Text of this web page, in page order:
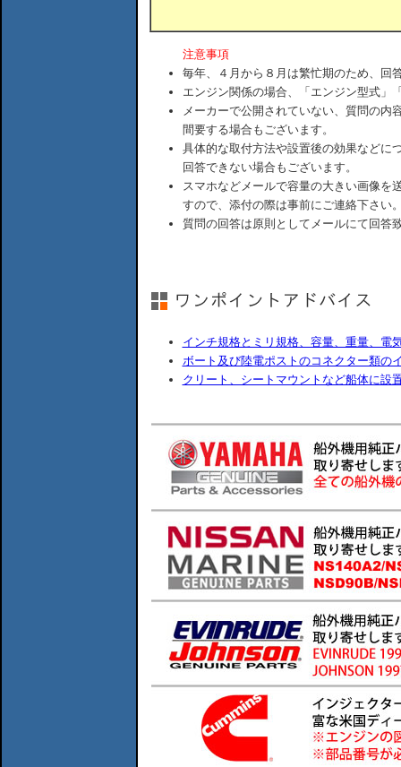
注意事項
毎年、４月から８月は繁忙期のため、回
エンジン関係の場合、「エンジン型式」
メーカーで公開されていない、質問の内
間要する場合もございます。
具体的な取付方法や設置後の効果などに
回答できない場合もございます。
スマホなどメールで容量の大きい画像を
すので、添付の際は事前にご連絡下さい
質問の回答は原則としてメールにて回答
インチ規格とミリ規格、容量、重量、電
ボート及び陸電ポストのコネクター類の
クリート、シートマウントなど船体に設